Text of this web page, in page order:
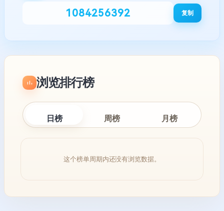
1084256392 复制
浏览排行榜
日榜 周榜 月榜
这个榜单周期内还没有浏览数据。